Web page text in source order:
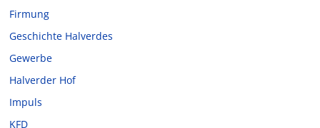
Firmung
Geschichte Halverdes
Gewerbe
Halverder Hof
Impuls
KFD